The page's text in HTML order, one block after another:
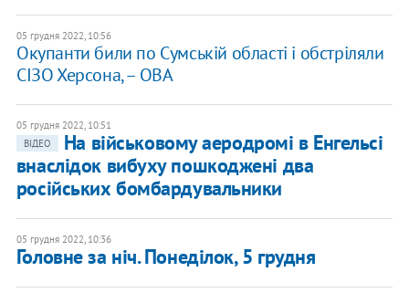
05 грудня 2022, 10:56
Окупанти били по Сумській області і обстріляли
СІЗО Херсона, – ОВА
05 грудня 2022, 10:51
ВІДЕО
​На військовому аеродромі в Енгельсі
внаслідок вибуху пошкоджені два
російських бомбардувальники
05 грудня 2022, 10:36
Головне за ніч. Понеділок, 5 грудня